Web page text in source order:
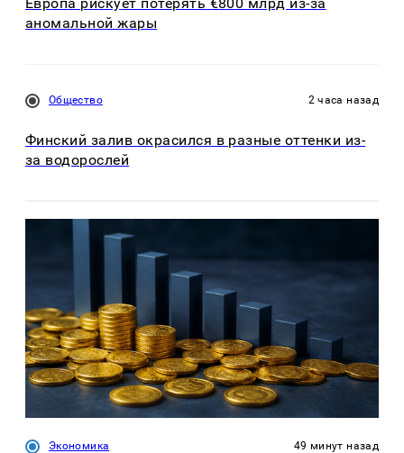
аномальной жары
Общество 2 часа назад
Финский залив окрасился в разные оттенки из-
за водорослей
Экономика 49 минут назад